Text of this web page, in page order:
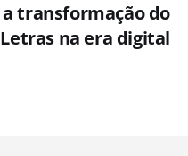
transformação do
na era digital